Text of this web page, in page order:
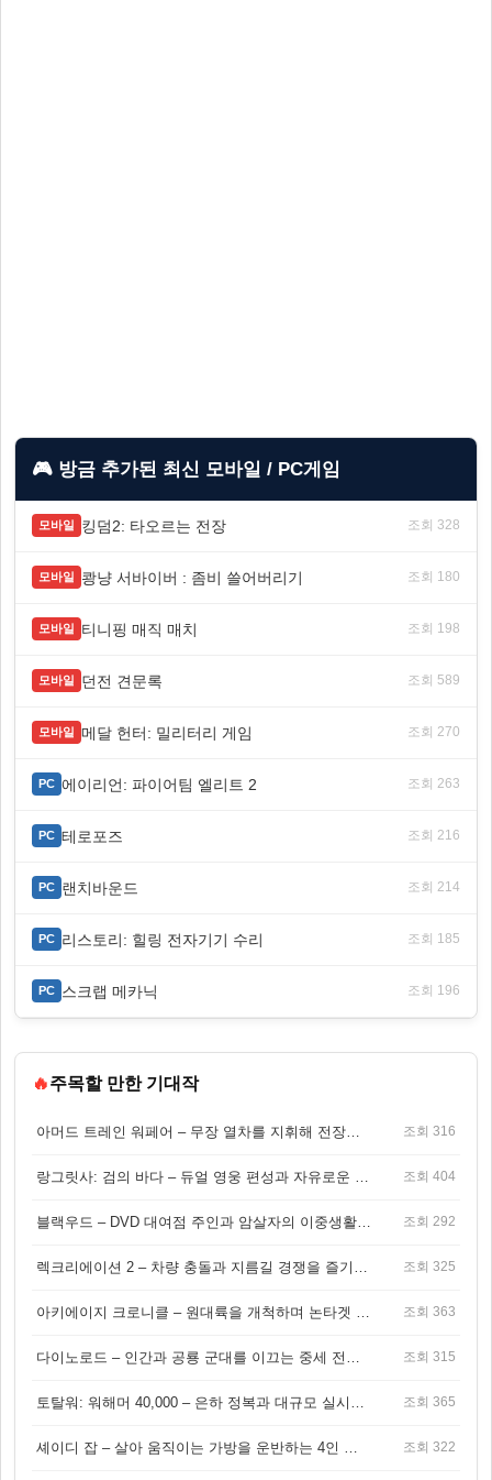
🎮 방금 추가된 최신 모바일 / PC게임
모바일 킹덤2: 타오르는 전장 조회 328
모바일 쾅냥 서바이버 : 좀비 쓸어버리기 조회 180
모바일 티니핑 매직 매치 조회 198
모바일 던전 견문록 조회 589
모바일 메달 헌터: 밀리터리 게임 조회 270
PC 에이리언: 파이어팀 엘리트 2 조회 263
PC 테로포즈 조회 216
PC 랜치바운드 조회 214
PC 리스토리: 힐링 전자기기 수리 조회 185
PC 스크랩 메카닉 조회 196
🔥주목할 만한 기대작
조회 316
조회 404
조회 292
조회 325
조회 363
조회 315
조회 365
조회 322